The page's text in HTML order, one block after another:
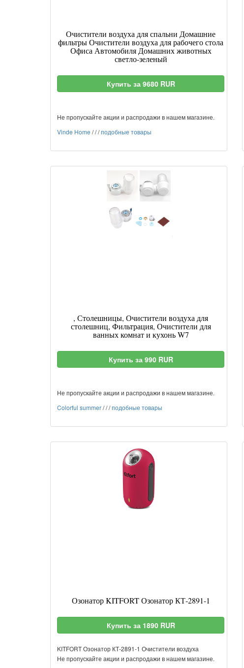
Очистители воздуха для спальни Домашние
фильтры Очистители воздуха для рабочего стола
Офиса Автомобиля Домашних животных
светло-зеленый
Купить за 9680 RUR
Не пропускайте акции и распродажи в нашем магазине.
Vinde Home ///подобные товары
, Столешницы, Очистители воздуха для
столешниц, Фильтрация, Очистители для
ванных комнат и кухонь W7
Купить за 990 RUR
Не пропускайте акции и распродажи в нашем магазине.
Colorful summer///подобные товары
Озонатор KITFORT Озонатор КТ-2891-1
Купить за 1890 RUR
KITFORT Озонатор КТ-2891-1 Очистители воздуха
Не пропускайте акции и распродажи в нашем магазине.